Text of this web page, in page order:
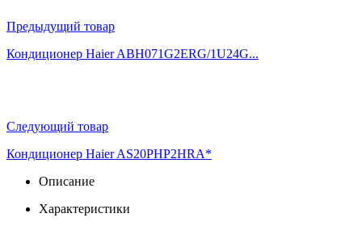
Предыдущий товар
Кондиционер Haier ABH071G2ERG/1U24G...
Следующий товар
Кондиционер Haier AS20PHP2HRA*
Описание
Характеристики